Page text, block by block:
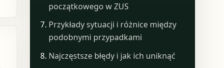
początkowego w ZUS
Przykłady sytuacji i różnice między
podobnymi przypadkami
Najczęstsze błędy i jak ich uniknąć